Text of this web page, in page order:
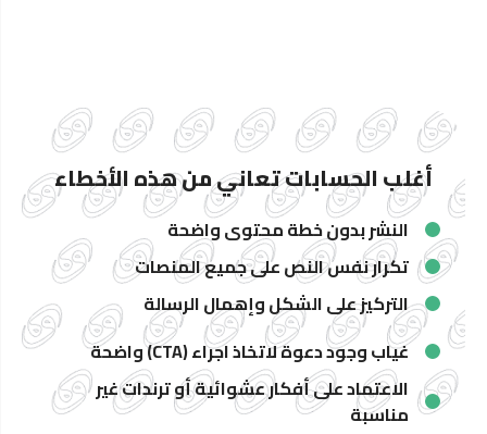
أغلب الحسابات تعاني من هذه الأخطاء
النشر بدون خطة محتوى واضحة
تكرار نفس النص على جميع المنصات
التركيز على الشكل وإهمال الرسالة
غياب وجود دعوة لاتخاذ اجراء (CTA) واضحة
الاعتماد على أفكار عشوائية أو ترندات غير
مناسبة